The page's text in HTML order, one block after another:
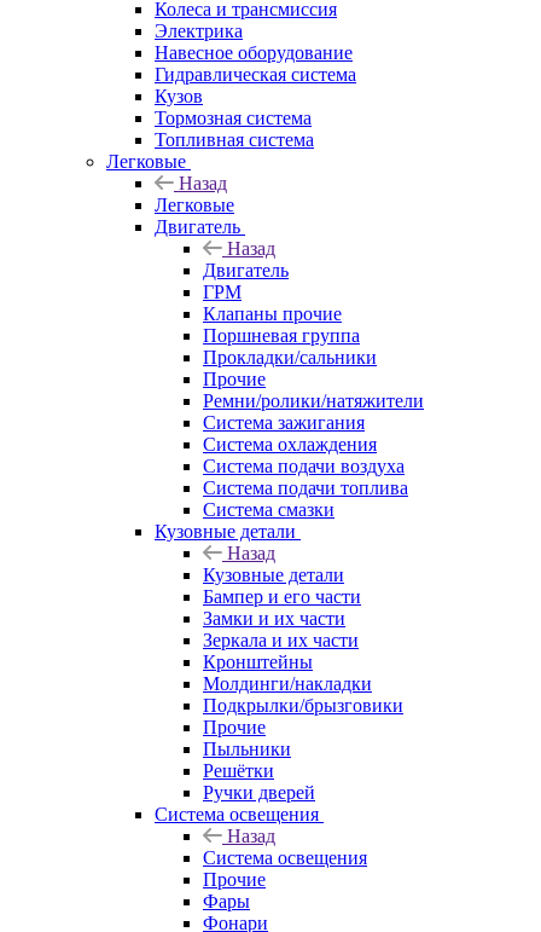
Колеса и трансмиссия
Электрика
Навесное оборудование
Гидравлическая система
Кузов
Тормозная система
Топливная система
Легковые
Назад
Легковые
Двигатель
Назад
Двигатель
ГРМ
Клапаны прочие
Поршневая группа
Прокладки/сальники
Прочие
Ремни/ролики/натяжители
Система зажигания
Система охлаждения
Система подачи воздуха
Система подачи топлива
Система смазки
Кузовные детали
Назад
Кузовные детали
Бампер и его части
Замки и их части
Зеркала и их части
Кронштейны
Молдинги/накладки
Подкрылки/брызговики
Прочие
Пыльники
Решётки
Ручки дверей
Система освещения
Назад
Система освещения
Прочие
Фары
Фонари